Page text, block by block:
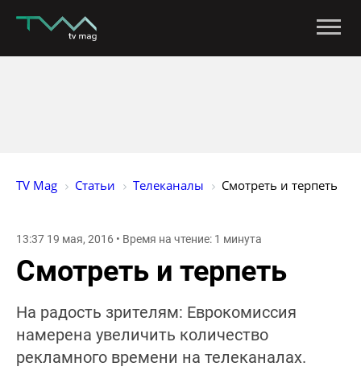
TV Mag Статьи Телеканалы Смотреть и терпеть
13:37 19 мая, 2016 • Время на чтение: 1 минута
Смотреть и терпеть
На радость зрителям: Еврокомиссия
намерена увеличить количество
рекламного времени на телеканалах.